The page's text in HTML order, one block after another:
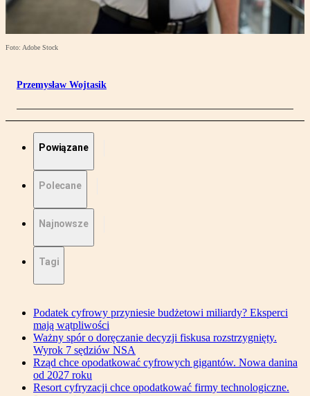
Foto: Adobe Stock
Przemysław Wojtasik
Powiązane
Polecane
Najnowsze
Tagi
Podatek cyfrowy przyniesie budżetowi miliardy? Eksperci
mają wątpliwości
Ważny spór o doręczanie decyzji fiskusa rozstrzygnięty.
Wyrok 7 sędziów NSA
Rząd chce opodatkować cyfrowych gigantów. Nowa danina
od 2027 roku
Resort cyfryzacji chce opodatkować firmy technologiczne.